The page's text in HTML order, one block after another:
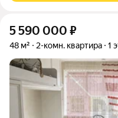
5 590 000 ₽
48 м² 2-комн. квартира 1